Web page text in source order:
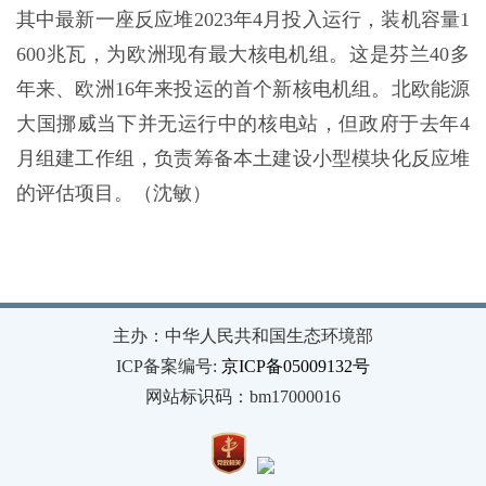
其中最新一座反应堆2023年4月投入运行，装机容量1
600兆瓦，为欧洲现有最大核电机组。这是芬兰40多
年来、欧洲16年来投运的首个新核电机组。北欧能源
大国挪威当下并无运行中的核电站，但政府于去年4
月组建工作组，负责筹备本土建设小型模块化反应堆
的评估项目。（沈敏）
主办：中华人民共和国生态环境部
ICP备案编号: 京ICP备05009132号
网站标识码：bm17000016